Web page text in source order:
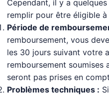
Cependant, il y a
remplir pour être éligible
Période de
remboursement, vous
les 30 jours suivant votre
remboursement soumises
seront pas prises en
Problèmes techniques :